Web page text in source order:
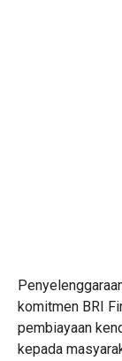
komitmen BRI
pembiayaan
kepada